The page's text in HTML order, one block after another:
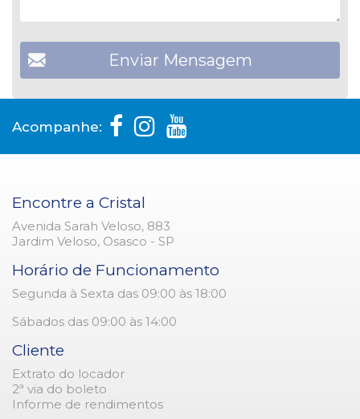
Acompanhe:
Encontre a Cristal
Avenida Sarah Veloso, 883
Jardim Veloso, Osasco - SP
Horário de Funcionamento
Segunda à Sexta das 09:00 às 18:00
Sábados das 09:00 às 14:00
Cliente
Extrato do locador
2ª via do boleto
Informe de rendimentos